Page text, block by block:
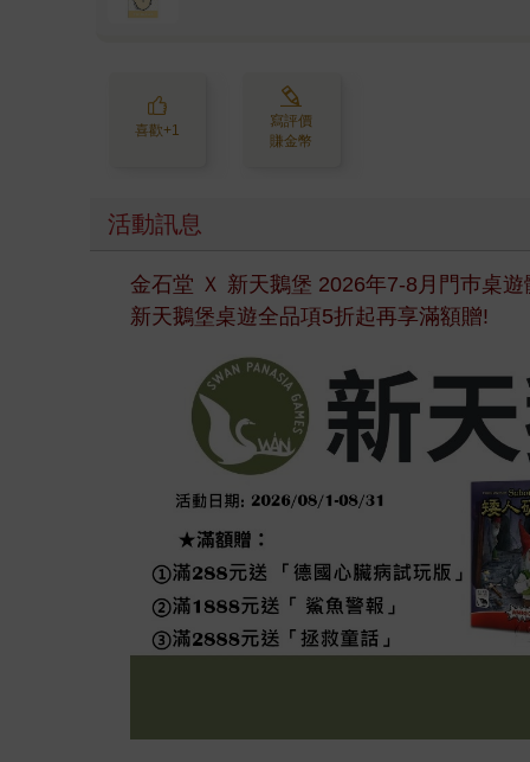
喜歡+1
寫評價
賺金幣
活動訊息
金石堂 Ｘ 新天鵝堡 2026年7-8月門巿桌
新天鵝堡桌遊全品項5折起再享滿額贈!